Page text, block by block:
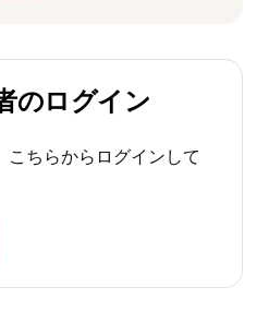
のログイン
こちらからログインして